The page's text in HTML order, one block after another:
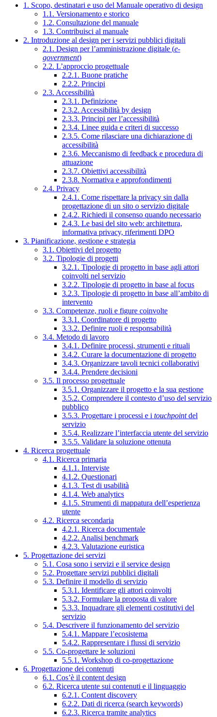
1. Scopo, destinatari e uso del Manuale operativo di design
1.1. Versionamento e storico
1.2. Consultazione del manuale
1.3. Contribuisci al manuale
2. Introduzione al design per i servizi pubblici digitali
2.1. Design per l’amministrazione digitale (e-
government)
2.2. L’approccio progettuale
2.2.1. Buone pratiche
2.2.2. Principi
2.3. Accessibilità
2.3.1. Definizione
2.3.2. Accessibilità by design
2.3.3. Principi per l’accessibilità
2.3.4. Linee guida e criteri di successo
2.3.5. Come rilasciare una dichiarazione di
accessibilità
2.3.6. Meccanismo di feedback e procedura di
attuazione
2.3.7. Obiettivi accessibilità
2.3.8. Normativa e approfondimenti
2.4. Privacy
2.4.1. Come rispettare la privacy sin dalla
progettazione di un sito o servizio digitale
2.4.2. Richiedi il consenso quando necessario
2.4.3. Le basi del sito web: architettura,
informativa privacy, riferimenti DPO
3. Pianificazione, gestione e strategia
3.1. Obiettivi del progetto
3.2. Tipologie di progetti
3.2.1. Tipologie di progetto in base agli attori
coinvolti nel servizio
3.2.2. Tipologie di progetto in base al focus
3.2.3. Tipologie di progetto in base all’ambito di
intervento
3.3. Competenze, ruoli e figure coinvolte
3.3.1. Coordinatore di progetto
3.3.2. Definire ruoli e responsabilità
3.4. Metodo di lavoro
3.4.1. Definire processi, strumenti e rituali
3.4.2. Curare la documentazione di progetto
3.4.3. Organizzare tavoli tecnici collaborativi
3.4.4. Prendere decisioni
3.5. Il processo progettuale
3.5.1. Organizzare il progetto e la sua gestione
3.5.2. Comprendere il contesto d’uso del servizio
pubblico
3.5.3. Progettare i processi e i touchpointdel
servizio
3.5.4. Realizzare l’interfaccia utente del servizio
3.5.5. Validare la soluzione ottenuta
4. Ricerca progettuale
4.1. Ricerca primaria
4.1.1. Interviste
4.1.2. Questionari
4.1.3. Test di usabilità
4.1.4. Web analytics
4.1.5. Strumenti di mappatura dell’esperienza
utente
4.2. Ricerca secondaria
4.2.1. Ricerca documentale
4.2.2. Analisi benchmark
4.2.3. Valutazione euristica
5. Progettazione dei servizi
5.1. Cosa sono i servizi e il service design
5.2. Progettare servizi pubblici digitali
5.3. Definire il modello di servizio
5.3.1. Identificare gli attori coinvolti
5.3.2. Formulare la proposta di valore
5.3.3. Inquadrare gli elementi costitutivi del
servizio
5.4. Descrivere il funzionamento del servizio
5.4.1. Mappare l’ecosistema
5.4.2. Rappresentare i flussi di servizio
5.5. Co-progettare le soluzioni
5.5.1. Workshop di co-progettazione
6. Progettazione dei contenuti
6.1. Cos’è il content design
6.2. Ricerca utente sui contenuti e il linguaggio
6.2.1. Content discovery
6.2.2. Dati di ricerca (search keywords)
6.2.3. Ricerca tramite analytics